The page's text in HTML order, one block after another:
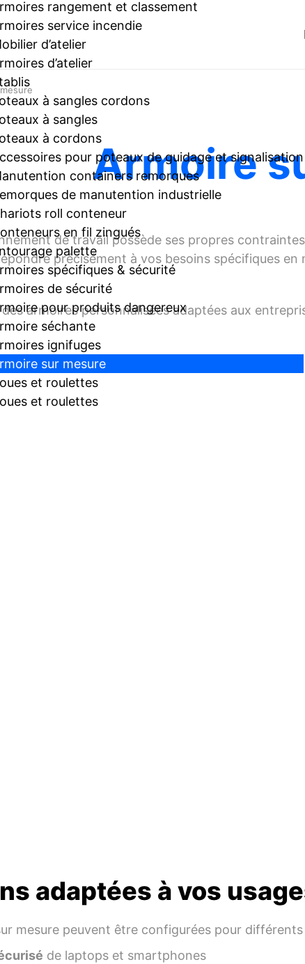
rangement et classement
service incendie
d’atelier
d’atelier
à sangles cordons
à sangles
à cordons
pour poteaux de guidage et signalisation
containers remorques
de manutention industrielle
roll conteneur
en fil zingués
palette
spécifiques & sécurité
de sécurité
pour produits dangereux
séchante
ignifuges
sur mesure
et roulettes
et roulettes
Armoire
de travail possède ses propres
précisément à vos besoins spécifiques
armoires personnalisées adaptées aux
adaptées à vos
mesure peuvent être configurées pour différents
de laptops et smartphones